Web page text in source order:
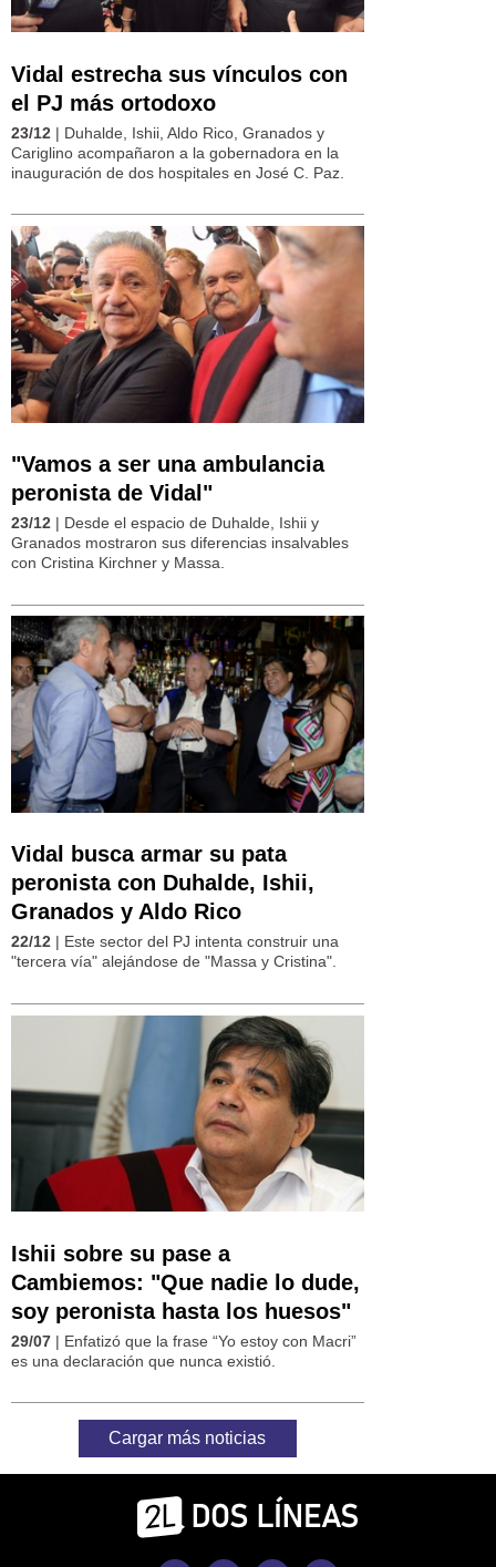
Vidal estrecha sus vínculos con
el PJ más ortodoxo
23/12 | Duhalde, Ishii, Aldo Rico, Granados y
Cariglino acompañaron a la gobernadora en la
inauguración de dos hospitales en José C. Paz.
"Vamos a ser una ambulancia
peronista de Vidal"
23/12 | Desde el espacio de Duhalde, Ishii y
Granados mostraron sus diferencias insalvables
con Cristina Kirchner y Massa.
Vidal busca armar su pata
peronista con Duhalde, Ishii,
Granados y Aldo Rico
22/12 | Este sector del PJ intenta construir una
"tercera vía" alejándose de "Massa y Cristina".
Ishii sobre su pase a
Cambiemos: "Que nadie lo dude,
soy peronista hasta los huesos"
29/07 | Enfatizó que la frase “Yo estoy con Macri”
es una declaración que nunca existió.
Cargar más noticias